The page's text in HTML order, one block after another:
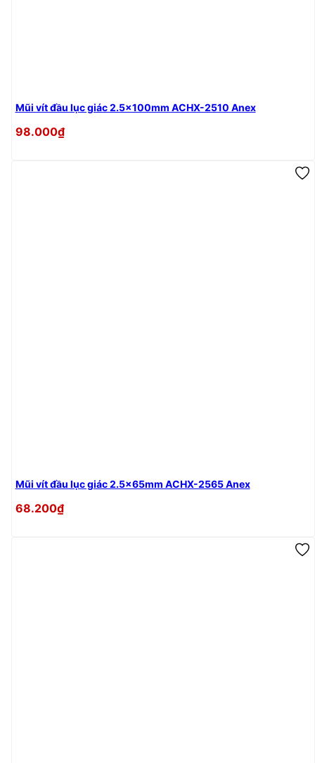
Mũi vít đầu lục giác 2.5x100mm ACHX-2510 Anex
98.000₫
Mũi vít đầu lục giác 2.5x65mm ACHX-2565 Anex
68.200₫